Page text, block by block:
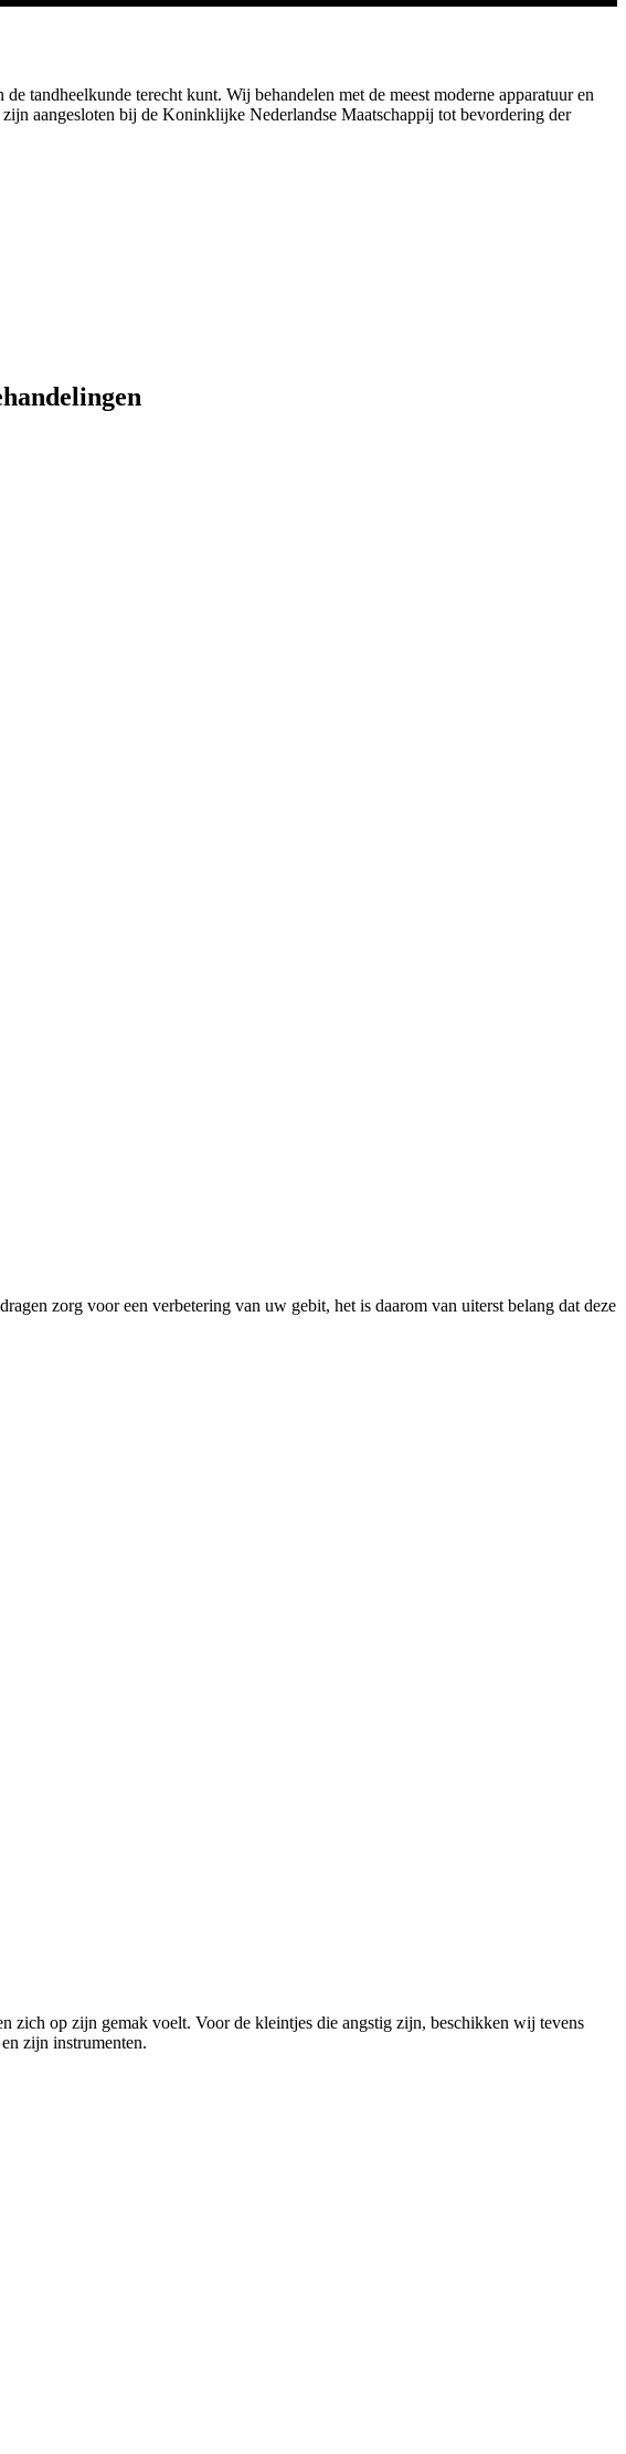
tandheelkunde terecht kunt. Wij behandelen met de meest moderne apparatuur en
aangesloten bij de Koninklijke Nederlandse Maatschappij tot bevordering der
zorg voor een verbetering van uw gebit, het is daarom van uiterst belang dat deze
zich op zijn gemak voelt. Voor de kleintjes die angstig zijn, beschikken wij tevens
zijn instrumenten.